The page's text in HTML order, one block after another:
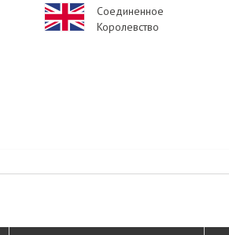
Image
Соединенное
Королевство